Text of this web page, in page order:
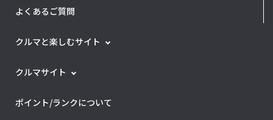
よくあるご質問
クルマと楽しむサイト
クルマサイト
ポイント/ランクについて